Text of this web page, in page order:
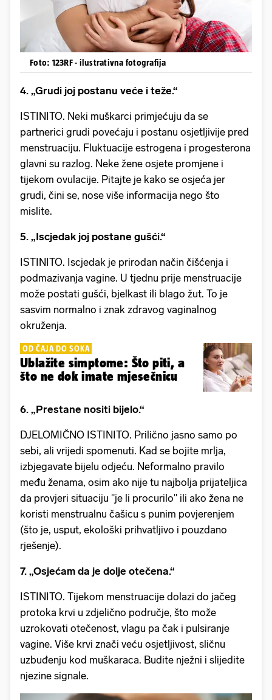
Foto: 123RF - ilustrativna fotografija
4. „Grudi joj postanu veće i teže.“
ISTINITO. Neki muškarci primjećuju da se
partnerici grudi povećaju i postanu osjetljivije pred
menstruaciju. Fluktuacije estrogena i progesterona
glavni su razlog. Neke žene osjete promjene i
tijekom ovulacije. Pitajte je kako se osjeća jer
grudi, čini se, nose više informacija nego što
mislite.
5. „Iscjedak joj postane gušći.“
ISTINITO. Iscjedak je prirodan način čišćenja i
podmazivanja vagine. U tjednu prije menstruacije
može postati gušći, bjelkast ili blago žut. To je
sasvim normalno i znak zdravog vaginalnog
okruženja.
OD ČAJA DO SOKA
Ublažite simptome: Što piti, a
što ne dok imate mjesečnicu
6. „Prestane nositi bijelo.“
DJELOMIČNO ISTINITO. Prilično jasno samo po
sebi, ali vrijedi spomenuti. Kad se bojite mrlja,
izbjegavate bijelu odjeću. Neformalno pravilo
među ženama, osim ako nije tu najbolja prijateljica
da provjeri situaciju ''je li procurilo'' ili ako žena ne
koristi menstrualnu čašicu s punim povjerenjem
(što je, usput, ekološki prihvatljivo i pouzdano
rješenje).
7. „Osjećam da je dolje otečena.“
ISTINITO. Tijekom menstruacije dolazi do jačeg
protoka krvi u zdjelično područje, što može
uzrokovati otečenost, vlagu pa čak i pulsiranje
vagine. Više krvi znači veću osjetljivost, sličnu
uzbuđenju kod muškaraca. Budite nježni i slijedite
njezine signale.